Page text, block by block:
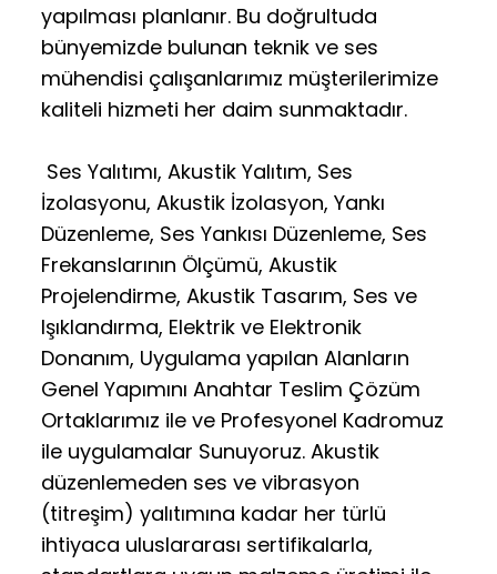
yapılması planlanır. Bu doğrultuda
bünyemizde bulunan teknik ve ses
mühendisi çalışanlarımız müşterilerimize
kaliteli hizmeti her daim sunmaktadır.
Ses Yalıtımı, Akustik Yalıtım, Ses
İzolasyonu, Akustik İzolasyon, Yankı
Düzenleme, Ses Yankısı Düzenleme, Ses
Frekanslarının Ölçümü, Akustik
Projelendirme, Akustik Tasarım, Ses ve
Işıklandırma, Elektrik ve Elektronik
Donanım, Uygulama yapılan Alanların
Genel Yapımını Anahtar Teslim Çözüm
Ortaklarımız ile ve Profesyonel Kadromuz
ile uygulamalar Sunuyoruz. Akustik
düzenlemeden ses ve vibrasyon
(titreşim) yalıtımına kadar her türlü
ihtiyaca uluslararası sertifikalarla,